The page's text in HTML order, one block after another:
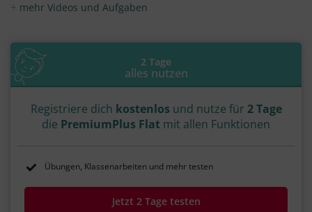
mehr Videos und Aufgaben
2 Tage
alles nutzen
Registriere dich kostenlos und nutze für 2 Tage
die PremiumPlus Flat mit allen Funktionen
Übungen, Klassenarbeiten und mehr testen
Jetzt 2 Tage testen